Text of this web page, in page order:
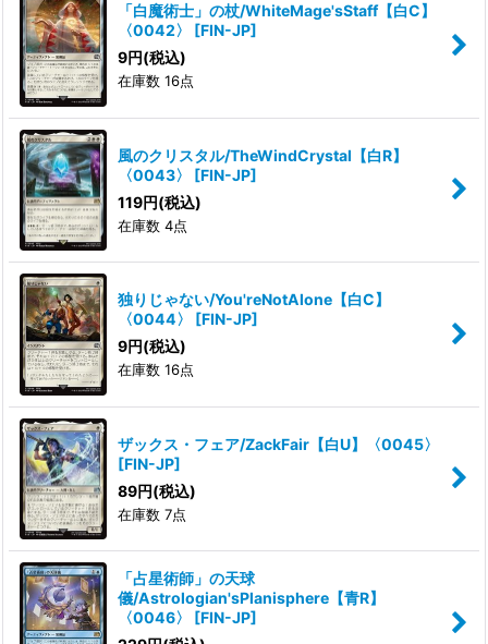
「白魔術士」の杖/WhiteMage'sStaff【白C】
〈0042〉
[FIN-JP]
9円(税込)
在庫数 16点
風のクリスタル/TheWindCrystal【白R】
〈0043〉
[FIN-JP]
119円(税込)
在庫数 4点
独りじゃない/You'reNotAlone【白C】
〈0044〉
[FIN-JP]
9円(税込)
在庫数 16点
ザックス・フェア/ZackFair【白U】〈0045〉
[FIN-JP]
89円(税込)
在庫数 7点
「占星術師」の天球
儀/Astrologian'sPlanisphere【青R】
〈0046〉
[FIN-JP]